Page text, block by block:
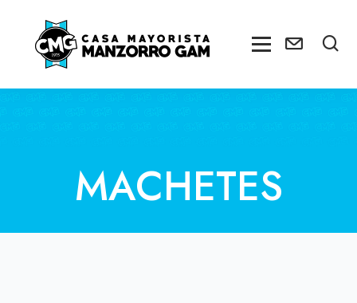
MACHETES